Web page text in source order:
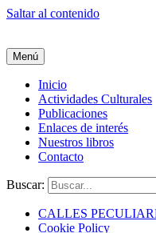
Saltar al contenido
Menú
Inicio
Actividades Culturales
Publicaciones
Enlaces de interés
Nuestros libros
Contacto
Buscar:
CALLES
Cookie Policy